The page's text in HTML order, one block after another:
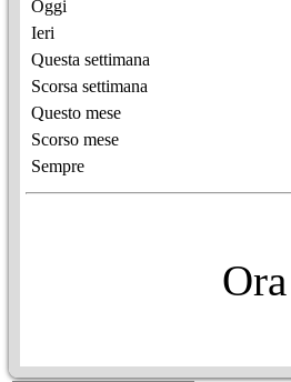
Oggi
Ieri
Questa settimana
Scorsa settimana
Questo mese
Scorso mese
Sempre